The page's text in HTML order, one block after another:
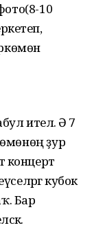
10
ителә. Ә 7
ҙур
концерт
кубок
Бар